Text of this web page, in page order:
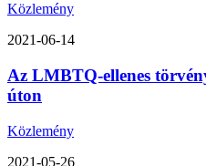
Közlemény
2021-06-14
Az LMBTQ-ellenes
úton
Közlemény
2021-05-26